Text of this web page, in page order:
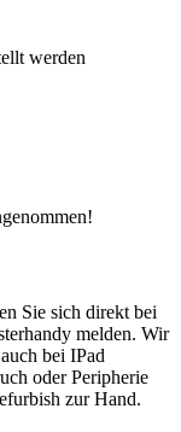
werden
Sie sich direkt bei
melden. Wir
bei IPad
oder Peripherie
zur Hand.